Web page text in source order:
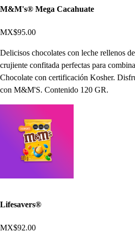
M&M's® Mega Cacahuate
MX$95.00
Delicisos chocolates con leche rellenos
crujiente confitada perfectas para
Chocolate con certificación Kosher.
con M&M'S. Contenido 120 GR.
Lifesavers®
MX$92.00